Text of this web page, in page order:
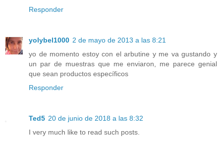
Responder
yolybel1000 2 de mayo de 2013 a las 8:21
yo de momento estoy con el arbutine y me va gustando y
un par de muestras que me enviaron, me parece genial
que sean productos específicos
Responder
Ted5 20 de junio de 2018 a las 8:32
I very much like to read such posts.